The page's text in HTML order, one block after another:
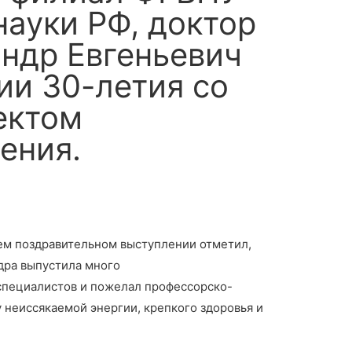
РФ, доктор
Евгеньевич
30-летия со
поздравительном выступлении отметил,
выпустила много
и пожелал профессорско-
энергии, крепкого здоровья и